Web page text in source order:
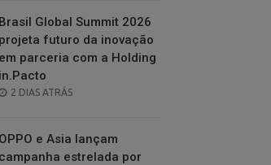
Brasil Global Summit 2026
projeta futuro da inovação
em parceria com a Holding
in.Pacto
POSTED
2 DIAS ATRÁS
OPPO e Asia lançam
campanha estrelada por